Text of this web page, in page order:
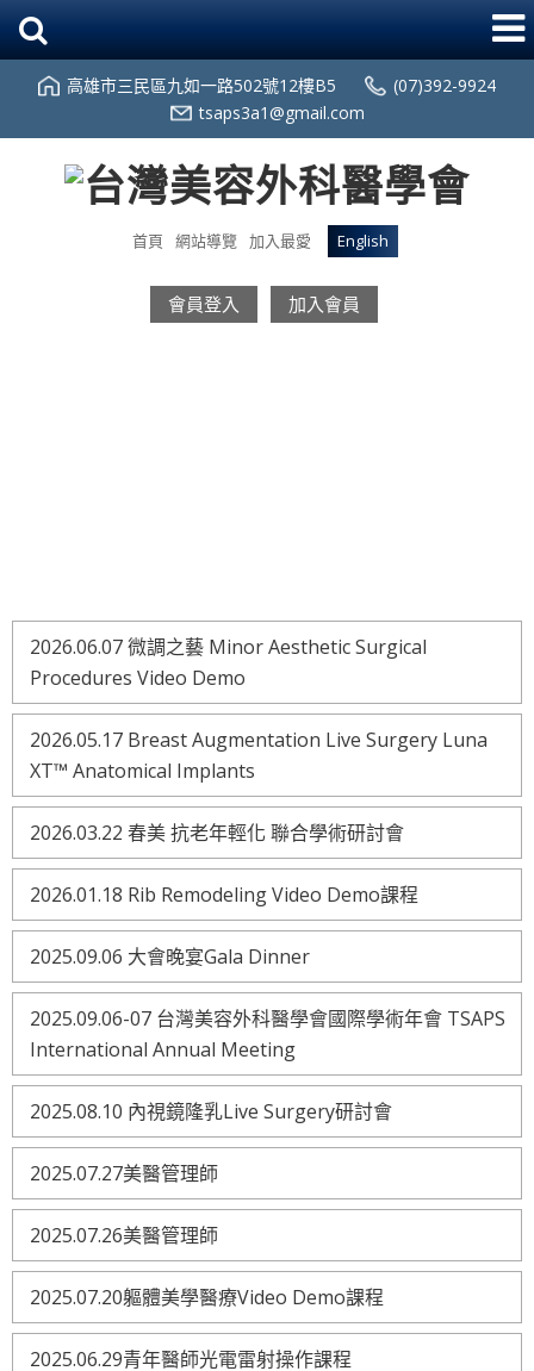
高雄市三民區九如一路502號12樓B5
(07)392-9924
tsaps3a1@gmail.com
首頁 網站導覽 加入最愛 English
會員登入 加入會員
2026.06.07 微調之藝 Minor Aesthetic Surgical
Procedures Video Demo
2026.05.17 Breast Augmentation Live Surgery Luna
XT™ Anatomical Implants
2026.03.22 春美 抗老年輕化 聯合學術研討會
2026.01.18 Rib Remodeling Video Demo課程
2025.09.06 大會晚宴Gala Dinner
2025.09.06-07 台灣美容外科醫學會國際學術年會 TSAPS
International Annual Meeting
2025.08.10 內視鏡隆乳Live Surgery研討會
2025.07.27美醫管理師
2025.07.26美醫管理師
2025.07.20軀體美學醫療Video Demo課程
2025.06.29青年醫師光電雷射操作課程